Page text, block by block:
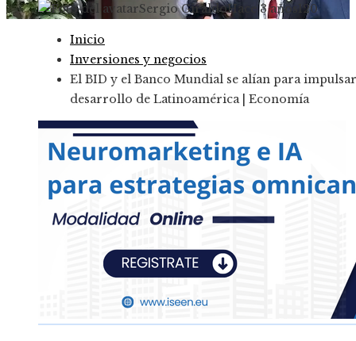
Sergio GiraldoHace 3 años 120
Inicio
Inversiones y negocios
El BID y el Banco Mundial se alían para
desarrollo de Latinoamérica | Economía